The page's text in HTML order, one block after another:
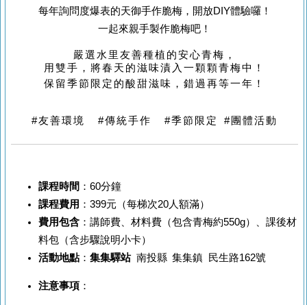
每年詢問度爆表的天御手作脆梅，開放DIY體驗囉！
一起來親手製作脆梅吧！
嚴選水里友善種植的安心青梅，
用雙手，將春天的滋味漬入一顆顆青梅中！
保留季節限定的酸甜滋味， 錯過再等一年！
#友善環境 #傳統手作 #季節限定 #團體活動
課程時間 ：60分鐘
課程費用 ：399元（每梯次20人額滿）
費用包含 ：講師費、材料費（包含青梅約550g）
、課後材
料包（含步驟說明小卡）
活動地點 ： 集集驛站南投縣集集鎮 民生路162號
注意事項 ：